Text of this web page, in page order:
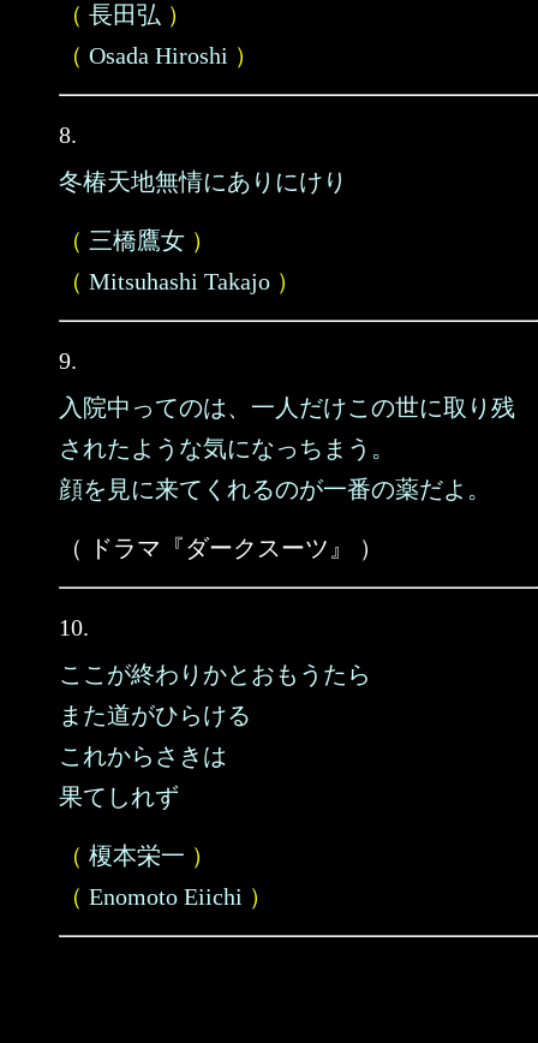
（ 長田弘 ）
（ Osada Hiroshi ）
8.
冬椿天地無情にありにけり
（ 三橋鷹女 ）
（ Mitsuhashi Takajo ）
9.
入院中ってのは、一人だけこの世に取り残
されたような気になっちまう。
顔を見に来てくれるのが一番の薬だよ。
（ ドラマ『ダークスーツ』 ）
10.
ここが終わりかとおもうたら
また道がひらける
これからさきは
果てしれず
（ 榎本栄一 ）
（ Enomoto Eiichi ）